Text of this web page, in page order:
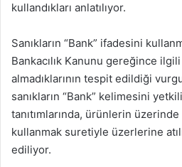
kullandıkları anlatılıyor.
Sanıkların “Bank” ifadesini
Bankacılık Kanunu gereğince
almadıklarının tespit edildiği
sanıkların “Bank” kelimesini
tanıtımlarında, ürünlerin
kullanmak suretiyle üzerlerine
ediliyor.